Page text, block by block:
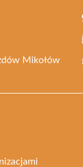
Mikołów